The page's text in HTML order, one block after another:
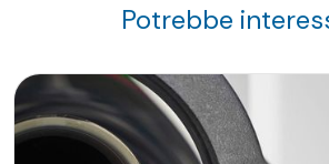
A cosa serve?
Potrebbe